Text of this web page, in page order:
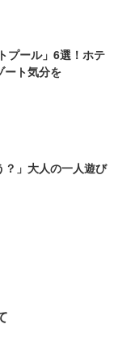
プール」6選！ホテ
ート気分を
？」大人の一人遊び